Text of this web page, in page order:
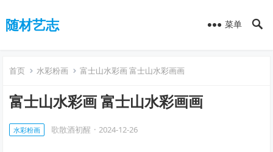
随材艺志 菜单
首页 水彩粉画 富士山水彩画 富士山水彩画画
富士山水彩画 富士山水彩画画
水彩粉画 歌散酒初醒 · 2024-12-26